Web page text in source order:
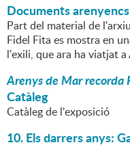
Documents
Part del material de
Fidel Fita es mostra en
l'exili, que ara ha viatjat
Arenys de Mar recorda
Catàleg
Catàleg de l'exposició
10. Els darrers anys: